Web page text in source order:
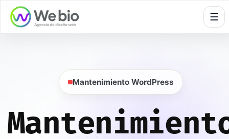
☰
Mantenimiento WordPress